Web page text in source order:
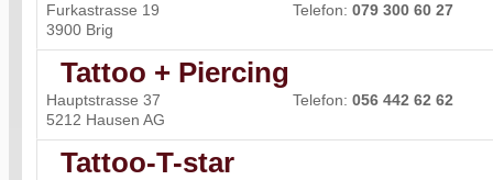
Furkastrasse 19
3900 Brig
Telefon: 079 300 60 27
Tattoo + Piercing
Hauptstrasse 37
5212 Hausen AG
Telefon: 056 442 62 62
Tattoo-T-star